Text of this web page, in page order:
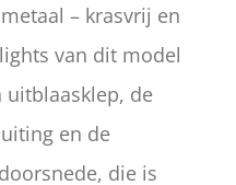
– krasvrij en
van dit model
uitblaasklep, de
en de
die is